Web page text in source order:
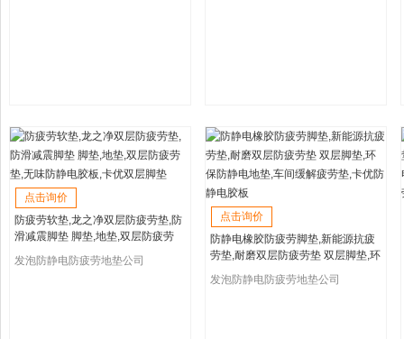
点击询价
防疲劳软垫,龙之净双层防疲劳垫,防
滑减震脚垫 脚垫,地垫,双层防疲劳
垫,无味防静电胶板,卡优双层脚垫
发泡防静电防疲劳地垫公司
点击询价
防静电橡胶防疲劳脚垫,新能源抗疲
劳垫,耐磨双层防疲劳垫 双层脚垫,环
保防静电地垫,车间缓解疲劳垫,卡优
防静电胶板
发泡防静电防疲劳地垫公司